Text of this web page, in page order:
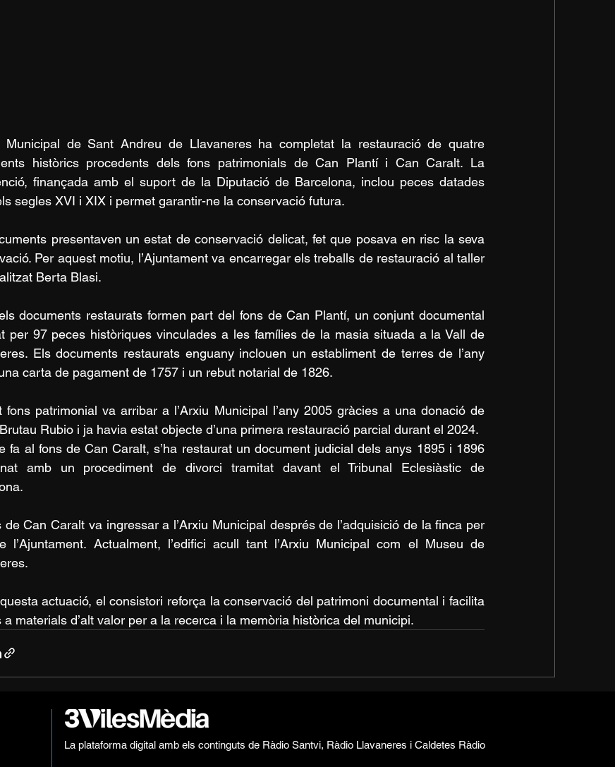
Municipal de Sant Andreu de Llavaneres ha completat la restauració de quatre
històrics procedents dels fons patrimonials de Can Plantí i Can Caralt. La
finançada amb el suport de la Diputació de Barcelona, inclou peces datades
segles XVI i XIX i permet garantir-ne la conservació futura.
presentaven un estat de conservació delicat, fet que posava en risc la seva
Per aquest motiu, l’Ajuntament va encarregar els treballs de restauració al taller
Berta Blasi.
documents restaurats formen part del fons de Can Plantí, un conjunt documental
per 97 peces històriques vinculades a les famílies de la masia situada a la Vall de
Els documents restaurats enguany inclouen un establiment de terres de l’any
carta de pagament de 1757 i un rebut notarial de 1826.
fons patrimonial va arribar a l’Arxiu Municipal l’any 2005 gràcies a una donació de
Rubio i ja havia estat objecte d’una primera restauració parcial durant el 2024.
fa al fons de Can Caralt, s’ha restaurat un document judicial dels anys 1895 i 1896
amb un procediment de divorci tramitat davant el Tribunal Eclesiàstic de
de Can Caralt va ingressar a l’Arxiu Municipal després de l’adquisició de la finca per
l’Ajuntament. Actualment, l’edifici acull tant l’Arxiu Municipal com el Museu de
actuació, el consistori reforça la conservació del patrimoni documental i facilita
a materials d’alt valor per a la recerca i la memòria històrica del municipi.
La plataforma digital amb els continguts de Ràdio Santvi, Ràdio Llavaneres i Caldetes Ràdio